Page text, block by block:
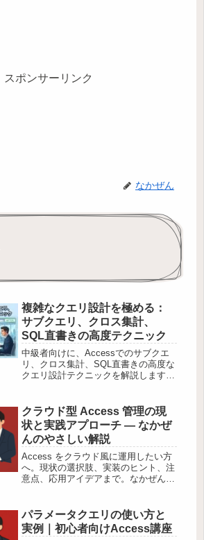
スポンサーリンク
なかぜん
複雑なクエリ設計を極める：
サブクエリ、クロス集計、
SQL直書きの高度テクニック
中級者向けに、Accessでのサブクエ
リ、クロス集計、SQL直書きの高度な
クエリ設計テクニックを解説します。
クラウド型 Access 管理の現
状と実践アプローチ — なかぜ
んのやさしい解説
Access をクラウド風に運用したい方
へ。現状の選択肢、実装のヒント、注
意点、応用アイデアまで。なかぜんが
パラメータクエリの使い方と
実例｜初心者向けAccess講座